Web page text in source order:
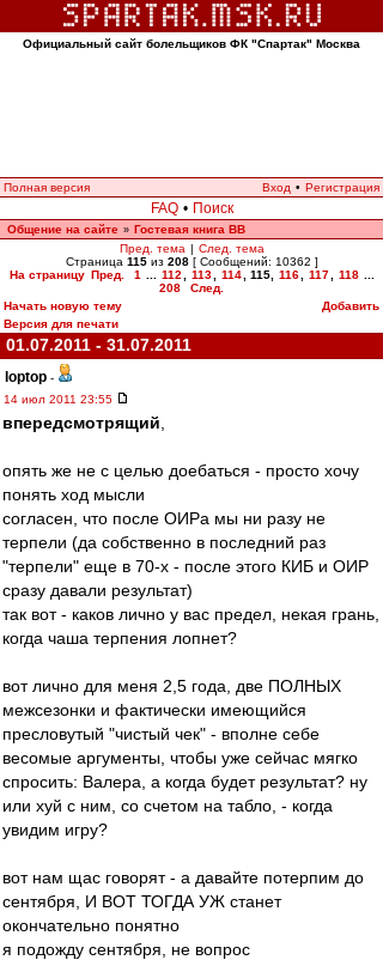
Официальный сайт болельщиков ФК "Спартак" Москва
Полная версия Вход • Регистрация
FAQ • Поиск
Общение на сайте » Гостевая книга ВВ
Пред. тема | След. тема
Страница 115из 208[ Сообщений: 10362 ]
На страницу Пред. 1 112 113 114 115 116 117 118
208
След.
Начать новую тему
Добавить
Версия для печати
01.07.2011 - 31.07.2011
loptop -
14 июл 2011 23:55
впередсмотрящий
опять же не с целью доебаться - просто хочу
понять ход мысли
согласен, что после ОИРа мы ни разу не
терпели (да собственно в последний раз
"терпели" еще в 70-х - после этого КИБ и ОИР
сразу давали результат)
так вот - каков лично у вас предел, некая грань,
когда чаша терпения лопнет?
вот лично для меня 2,5 года, две ПОЛНЫХ
межсезонки и фактически имеющийся
пресловутый "чистый чек" - вполне себе
весомые аргументы, чтобы уже сейчас мягко
спросить: Валера, а когда будет результат? ну
или хуй с ним, со счетом на табло, - когда
увидим игру?
вот нам щас говорят - а давайте потерпим до
сентября, И ВОТ ТОГДА УЖ станет
окончательно понятно
я подожду сентября, не вопрос